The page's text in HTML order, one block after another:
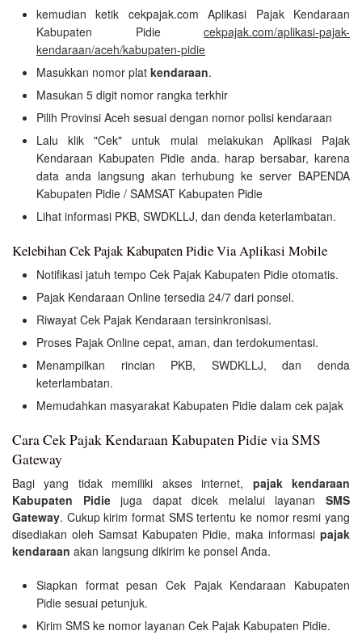
kemudian ketik cekpajak.com Aplikasi Pajak Kendaraan
Kabupaten Pidie cekpajak.com/aplikasi-pajak-
kendaraan/aceh/kabupaten-pidie
Masukkan nomor plat kendaraan.
Masukan 5 digit nomor rangka terkhir
Pilih Provinsi Aceh sesuai dengan nomor polisi kendaraan
Lalu klik "Cek" untuk mulai melakukan Aplikasi Pajak
Kendaraan Kabupaten Pidie anda. harap bersabar, karena
data anda langsung akan terhubung ke server BAPENDA
Kabupaten Pidie / SAMSAT Kabupaten Pidie
Lihat informasi PKB, SWDKLLJ, dan denda keterlambatan.
Kelebihan Cek Pajak Kabupaten Pidie Via Aplikasi Mobile
Notifikasi jatuh tempo Cek Pajak Kabupaten Pidie otomatis.
Pajak Kendaraan Online tersedia 24/7 dari ponsel.
Riwayat Cek Pajak Kendaraan tersinkronisasi.
Proses Pajak Online cepat, aman, dan terdokumentasi.
Menampilkan rincian PKB, SWDKLLJ, dan denda
keterlambatan.
Memudahkan masyarakat Kabupaten Pidie dalam cek pajak
Cara Cek Pajak Kendaraan Kabupaten Pidie via SMS
Gateway
Bagi yang tidak memiliki akses internet, pajak kendaraan
Kabupaten Pidiejuga dapat dicek melalui layananSMS
Gateway. Cukup kirim format SMS tertentu ke nomor resmi yang
disediakan oleh Samsat Kabupaten Pidie, maka informasi pajak
kendaraan akan langsung dikirim ke ponsel Anda.
Siapkan format pesan Cek Pajak Kendaraan Kabupaten
Pidie sesuai petunjuk.
Kirim SMS ke nomor layanan Cek Pajak Kabupaten Pidie.